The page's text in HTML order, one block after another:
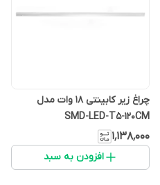
چراغ زیر کابینتی 18 وات مدل
SMD-LED-T5-120CM
۱٬۱۳۸٬۰۰۰
افزودن به سبد